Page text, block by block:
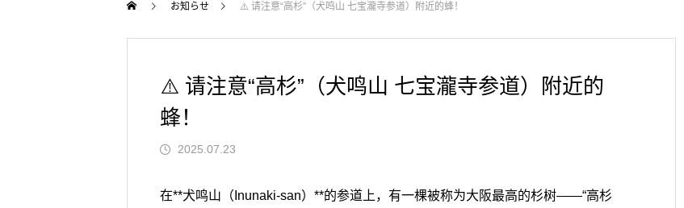
お知らせ ⚠️ 请注意“高杉”（犬鸣山 七宝瀧寺参道）附近的蜂！
⚠️ 请注意“高杉”（犬鸣山 七宝瀧寺参道）附近的
蜂！
2025.07.23
在**犬鸣山（Inunaki-san）**的参道上，有一棵被称为大阪最高的杉树——“高杉